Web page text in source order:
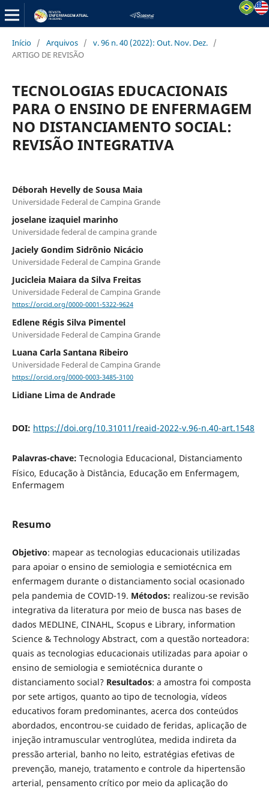
Início / Arquivos / v. 96 n. 40 (2022): Out. Nov. Dez. /
ARTIGO DE REVISÃO
TECNOLOGIAS EDUCACIONAIS
PARA O ENSINO DE ENFERMAGEM
NO DISTANCIAMENTO SOCIAL:
REVISÃO INTEGRATIVA
Déborah Hevelly de Sousa Maia
Universidade Federal de Campina Grande
joselane izaquiel marinho
Universidade federal de campina grande
Jaciely Gondim Sidrônio Nicácio
Universidade Federal de Campina Grande
Jucicleia Maiara da Silva Freitas
Universidade Federal de Campina Grande
https://orcid.org/0000-0001-5322-9624
Edlene Régis Silva Pimentel
Universidade Federal de Campina Grande
Luana Carla Santana Ribeiro
Universidade Federal de Campina Grande
https://orcid.org/0000-0003-3485-3100
Lidiane Lima de Andrade
DOI: https://doi.org/10.31011/reaid-2022-v.96-n.40-art.1548
Palavras-chave: Tecnologia Educacional, Distanciamento
Físico, Educação à Distância, Educação em Enfermagem,
Enfermagem
Resumo
Objetivo: mapear as tecnologias educacionais utilizadas
para apoiar o ensino de semiologia e semiotécnica em
enfermagem durante o distanciamento social ocasionado
pela pandemia de COVID-19. Métodos: realizou-se revisão
integrativa da literatura por meio de busca nas bases de
dados MEDLINE, CINAHL, Scopus e Library, information
Science & Technology Abstract, com a questão norteadora:
quais as tecnologias educacionais utilizadas para apoiar o
ensino de semiologia e semiotécnica durante o
distanciamento social? Resultados: a amostra foi composta
por sete artigos, quanto ao tipo de tecnologia, vídeos
educativos foram predominantes, acerca dos conteúdos
abordados, encontrou-se cuidado de feridas, aplicação de
injeção intramuscular ventroglútea, medida indireta da
pressão arterial, banho no leito, estratégias efetivas de
prevenção, manejo, tratamento e controle da hipertensão
arterial, pensamento crítico por meio da aplicação do